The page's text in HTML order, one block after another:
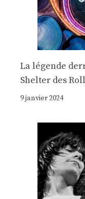
La légende
Shelter des
9 janvier 2024